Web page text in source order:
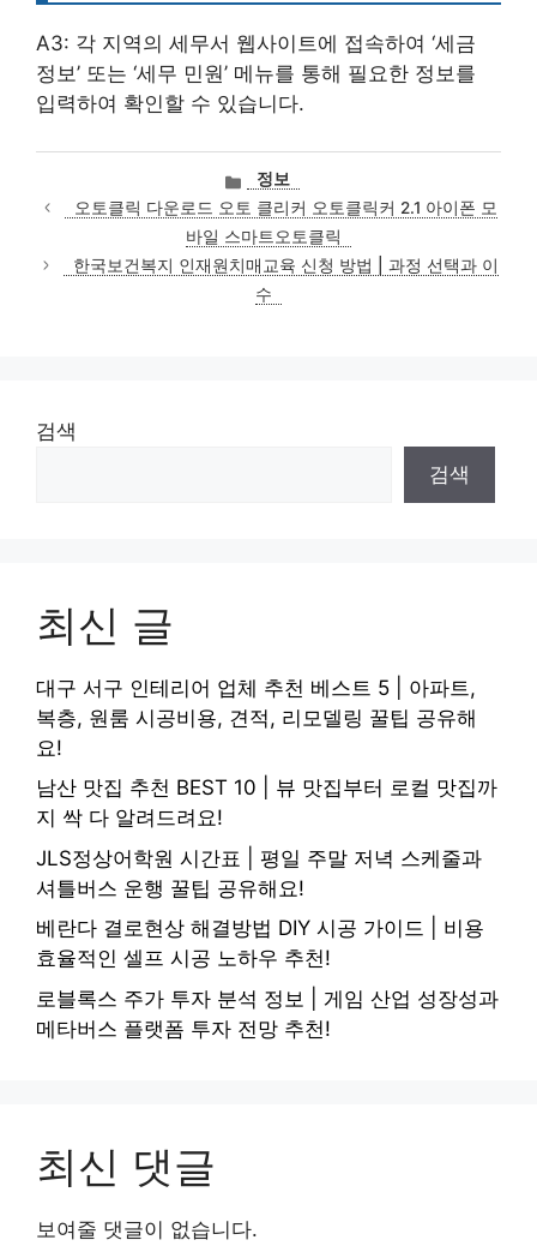
A3: 각 지역의 세무서 웹사이트에 접속하여 ‘세금
정보’ 또는 ‘세무 민원’ 메뉴를 통해 필요한 정보를
입력하여 확인할 수 있습니다.
카
테
고
리
정보
오토클릭 다운로드 오토 클리커 오토클릭커 2.1 아이폰 모
바일 스마트오토클릭
한국보건복지 인재원치매교육 신청 방법 | 과정 선택과 이
수
검색
검색
최신 글
대구 서구 인테리어 업체 추천 베스트 5 | 아파트,
복층, 원룸 시공비용, 견적, 리모델링 꿀팁 공유해
요!
남산 맛집 추천 BEST 10 | 뷰 맛집부터 로컬 맛집까
지 싹 다 알려드려요!
JLS정상어학원 시간표 | 평일 주말 저녁 스케줄과
셔틀버스 운행 꿀팁 공유해요!
베란다 결로현상 해결방법 DIY 시공 가이드 | 비용
효율적인 셀프 시공 노하우 추천!
로블록스 주가 투자 분석 정보 | 게임 산업 성장성과
메타버스 플랫폼 투자 전망 추천!
최신 댓글
보여줄 댓글이 없습니다.